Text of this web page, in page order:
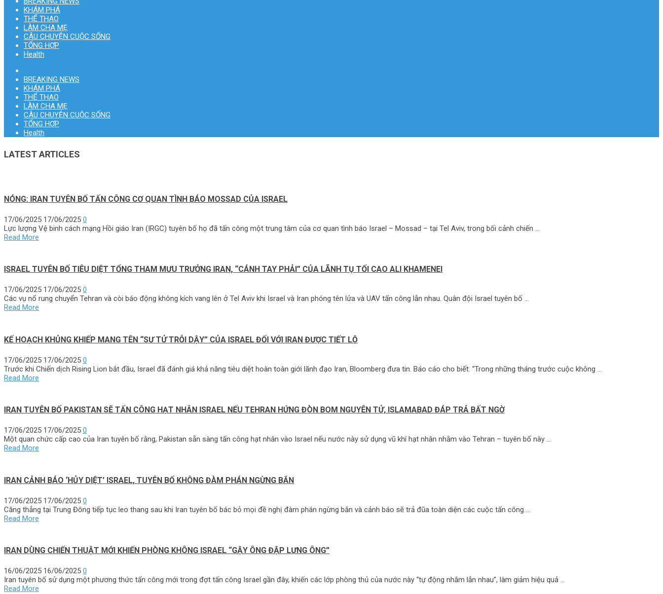
KHÁM PHÁ
THỂ THAO
LÀM CHA MẸ
CÂU CHUYỆN CUỘC SỐNG
TỔNG HỢP
Health
BREAKING NEWS
KHÁM PHÁ
THỂ THAO
LÀM CHA MẸ
CÂU CHUYỆN CUỘC SỐNG
TỔNG HỢP
Health
LATEST ARTICLES
NÓNG: IRAN TUYÊN BỐ TẤN CÔNG CƠ QUAN TÌNH BÁO MOSSAD CỦA ISRAEL
17/06/2025 17/06/2025 0
Lực lượng Vệ binh cách mạng Hồi giáo Iran (IRGC) tuyên bố họ đã tấn công một trung tâm của cơ quan tình báo Israel – Mossad – tại Tel Aviv, trong bối cảnh chiến …
Read More
ISRAEL TUYÊN BỐ TIÊU DIỆT TỔNG THAM MƯU TRƯỞNG IRAN, “CÁNH TAY PHẢI” CỦA LÃNH TỤ TỐI CAO ALI KHAMENEI
17/06/2025 17/06/2025 0
Các vụ nổ rung chuyển Tehran và còi báo động không kích vang lên ở Tel Aviv khi Israel và Iran phóng tên lửa và UAV tấn công lẫn nhau. Quân đội Israel tuyên bố …
Read More
KẾ HOẠCH KHỦNG KHIẾP MANG TÊN “SƯ TỬ TRỖI DẬY” CỦA ISRAEL ĐỐI VỚI IRAN ĐƯỢC TIẾT LỘ
17/06/2025 17/06/2025 0
Trước khi Chiến dịch Rising Lion bắt đầu, Israel đã đánh giá khả năng tiêu diệt hoàn toàn giới lãnh đạo Iran, Bloomberg đưa tin. Báo cáo cho biết: “Trong những tháng trước cuộc không …
Read More
IRAN TUYÊN BỐ PAKISTAN SẼ TẤN CÔNG HẠT NHÂN ISRAEL NẾU TEHRAN HỨNG ĐÒN BOM NGUYÊN TỬ, ISLAMABAD ĐÁP TRẢ BẤT NGỜ
17/06/2025 17/06/2025 0
Một quan chức cấp cao của Iran tuyên bố rằng, Pakistan sẵn sàng tấn công hạt nhân vào Israel nếu nước này sử dụng vũ khí hạt nhân nhằm vào Tehran – tuyên bố này …
Read More
IRAN CẢNH BÁO ‘HỦY DIỆT’ ISRAEL, TUYÊN BỐ KHÔNG ĐÀM PHÁN NGỪNG BẮN
17/06/2025 17/06/2025 0
Căng thẳng tại Trung Đông tiếp tục leo thang sau khi Iran tuyên bố bác bỏ mọi đề nghị đàm phán ngừng bắn và cảnh báo sẽ trả đũa toàn diện các cuộc tấn công …
Read More
IRAN DÙNG CHIẾN THUẬT MỚI KHIẾN PHÒNG KHÔNG ISRAEL “GẬY ÔNG ĐẬP LƯNG ÔNG”
16/06/2025 16/06/2025 0
Iran tuyên bố sử dụng một phương thức tấn công mới trong đợt tấn công Israel gần đây, khiến các lớp phòng thủ của nước này “tự động nhắm lẫn nhau”, làm giảm hiệu quả …
Read More